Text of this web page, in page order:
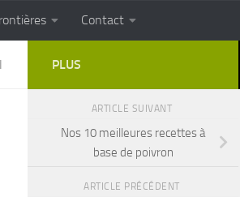
Cuisine populaire des terroirs
Contact
PLUS
ARTICLE SUIVANT
Nos 10 meilleures recettes à
base de poivron
ARTICLE PRÉCÉDENT